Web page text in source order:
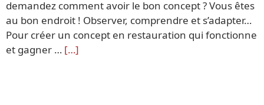
demandez comment avoir le bon concept ? Vous êtes
au bon endroit ! Observer, comprendre et s’adapter…
Pour créer un concept en restauration qui fonctionne
et gagner … […]